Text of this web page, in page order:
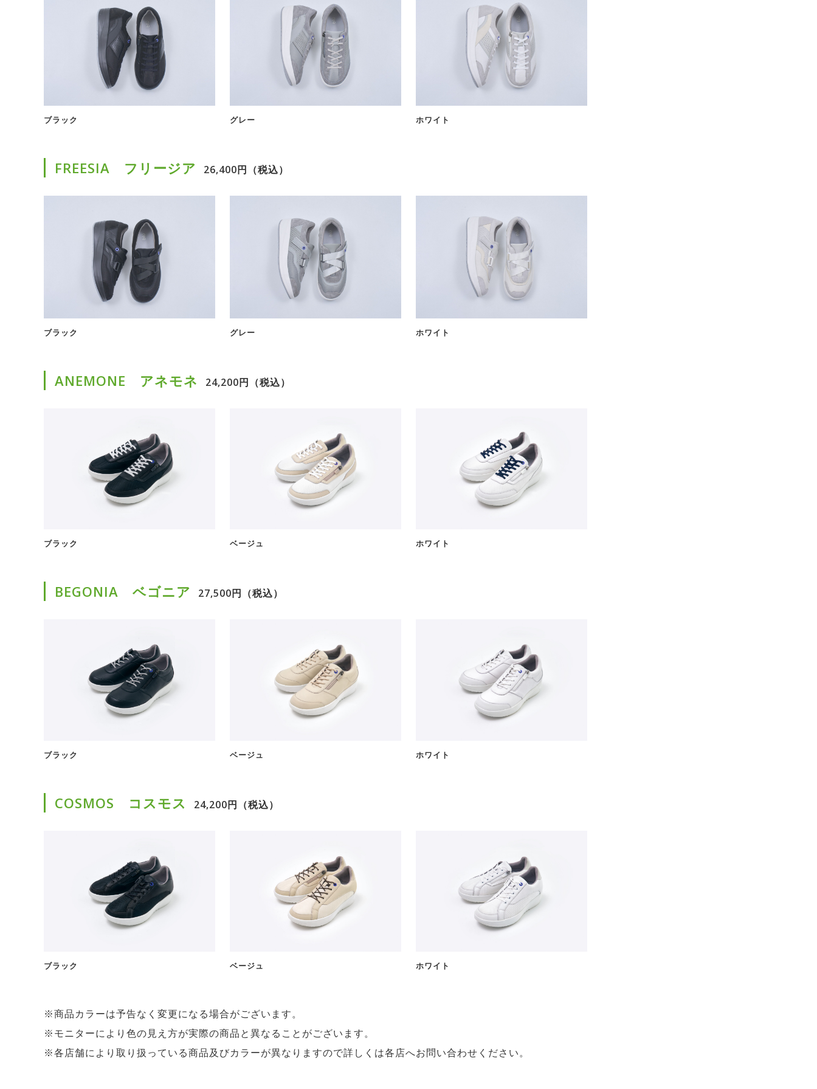
ブラック グレー ホワイト
FREESIA フリージア 26,400円（税込）
ブラック グレー ホワイト
ANEMONE アネモネ 24,200円（税込）
ブラック ベージュ ホワイト
BEGONIA ベゴニア 27,500円（税込）
ブラック ベージュ ホワイト
COSMOS コスモス 24,200円（税込）
ブラック ベージュ ホワイト
※商品カラーは予告なく変更になる場合がございます。
※モニターにより色の見え方が実際の商品と異なることがございます。
※各店舗により取り扱っている商品及びカラーが異なりますので詳しくは各店へお問い合わせください。